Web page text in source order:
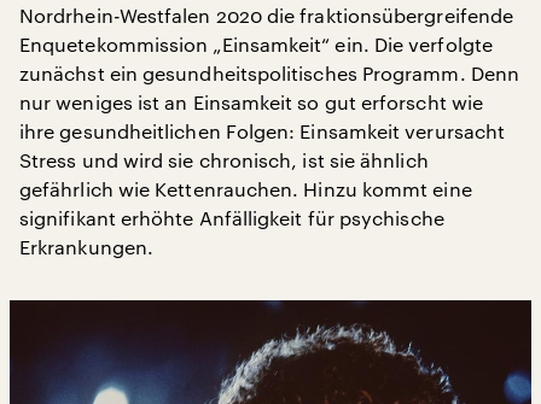
Nordrhein-Westfalen 2020 die fraktionsübergreifende
Enquetekommission „Einsamkeit“ ein. Die verfolgte
zunächst ein gesundheitspolitisches Programm. Denn
nur weniges ist an Einsamkeit so gut erforscht wie
ihre gesundheitlichen Folgen: Einsamkeit verursacht
Stress und wird sie chronisch, ist sie ähnlich
gefährlich wie Kettenrauchen. Hinzu kommt eine
signifikant erhöhte Anfälligkeit für psychische
Erkrankungen.